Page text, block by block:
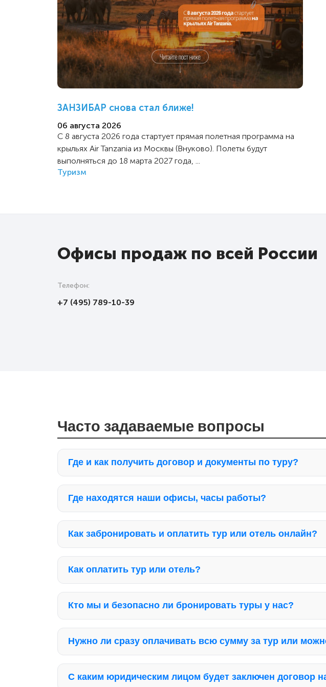
ЗАНЗИБАР снова стал ближе!
06 августа 2026
С 8 августа 2026 года стартует прямая полетная программа на
крыльях Air Tanzania из Москвы (Внуково). Полеты будут
выполняться до 18 марта 2027 года, ...
Туризм
Офисы продаж по всей России
Телефон:
+7 (495) 789-10-39
Часто задаваемые вопросы
Где и как получить договор и документы по туру?
Где находятся наши офисы, часы работы?
Как забронировать и оплатить тур или отель онлайн?
Как оплатить тур или отель?
Кто мы и безопасно ли бронировать туры у нас?
Нужно ли сразу оплачивать всю сумму за тур или
С каким юридическим лицом будет заключен договор